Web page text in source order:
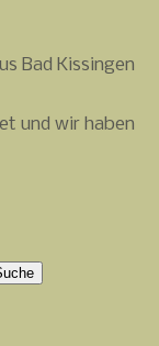
Bad Kissingen
und wir haben